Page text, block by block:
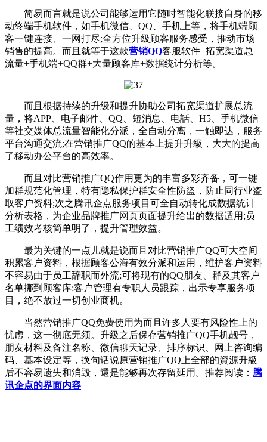
简易而言就是说公司能够运用它随时智能化联接自身的移
动终端手机软件，如手机微信、QQ、手机上等，将手机端顾
客一键连接、一网打尽;全方位升級顾客服务感受，推动市场
销售的提高。而且就等于这款营销QQ客服软件+拓宽渠道总
流量+手机端+QQ群+大量顾客库+数据统计分析等。
而且根据持续的升级和提升协助公司拓宽渠道扩展总流
量，将APP、电子邮件、QQ、短消息、电話、H5、手机微信
等社交媒体总流量智能化分派，全自动分离，一触即达，服务
平台沟通交流;在营销推广QQ的基本上提升升級，大大的提高
了移动办公平台的高效率。
而且对比营销推广QQ作用更为的丰富多彩齐备，可一键
加群规范化管理，特有隐私保护群安全性防盜，防止同行业盗
取客户资料;次之腾讯企点服务项目可全自动转化成数据统计
分析表格，为企业品牌推广网页页面提升给出的数据适用;员
工绩效考核简单明了，提升管理效益。
最为关键的一点儿就是说而且对比营销推广QQ可大空间
积累客户资料，根据顾客公海有效分派和运用，维护客户资料
不容易由于员工辞职而外流;可将现有的QQ朋友、群及其客户
名单挪到顾客库;客户管理有专职人员跟踪，出示专享服务项
目，绝不放过一切创业商机。
当然营销推广QQ免费使用为而且许多人要有风险性上的
忧虑，这一彻底无须。升級之后保存营销推广QQ手机靓号，
朋友材料及备注名称、微信聊天记录、排序标识、网上咨询编
码、基本设定等，换句话说原营销推广QQ上全部的資源升級
后不容易遗失和消毁，還是能够再次存留延用。推荐阅读： 腾
讯企点的界面内容